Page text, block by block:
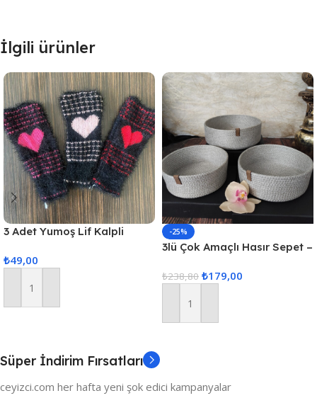
İlgili ürünler
3 Adet Yumoş Lif Kalpli
₺49,00
Sepete Ekle
-25%
3lü Çok Amaçlı Hasır Sepet –
₺238,80 ₺179,00
Sepete Ekle
Süper İndirim Fırsatları
ceyizci.com her hafta yeni şok edici kampanyalar